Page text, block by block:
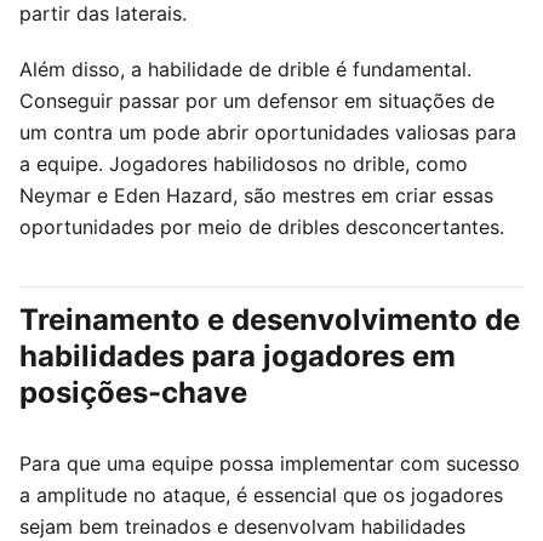
partir das laterais.
Além disso, a habilidade de drible é fundamental.
Conseguir passar por um defensor em situações de
um contra um pode abrir oportunidades valiosas para
a equipe. Jogadores habilidosos no drible, como
Neymar e Eden Hazard, são mestres em criar essas
oportunidades por meio de dribles desconcertantes.
Treinamento e desenvolvimento de
habilidades para jogadores em
posições-chave
Para que uma equipe possa implementar com sucesso
a amplitude no ataque, é essencial que os jogadores
sejam bem treinados e desenvolvam habilidades